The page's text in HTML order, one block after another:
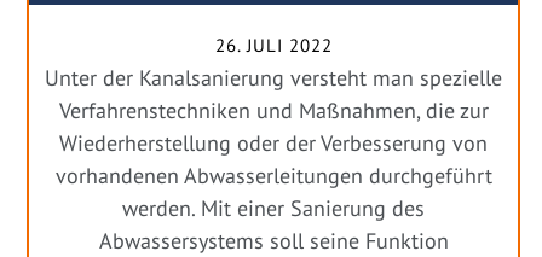
26. JULI 2022
Unter der Kanalsanierung versteht man spezielle
Verfahrenstechniken und Maßnahmen, die zur
Wiederherstellung oder der Verbesserung von
vorhandenen Abwasserleitungen durchgeführt
werden. Mit einer Sanierung des
Abwassersystems soll seine Funktion